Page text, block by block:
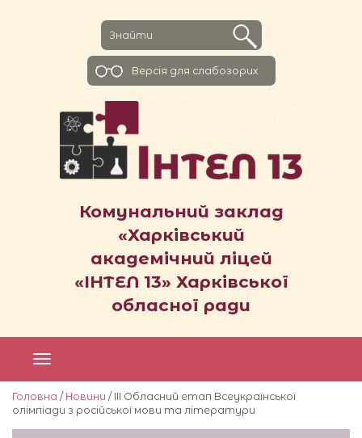
Комунальний заклад
«Харківський
академічний ліцей
«ІНТЕЛ 13» Харківської
обласної ради
Версiя для слабозорих
Головна / Новини / ІІІ Обласний етап Всеукраїнської
олімпіади з російської мови та літератури